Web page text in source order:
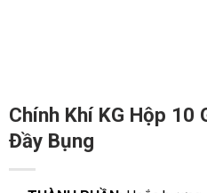
Chính Khí KG Hộp 10
Đầy Bụng